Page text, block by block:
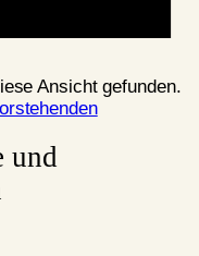
Ansicht gefunden.
und